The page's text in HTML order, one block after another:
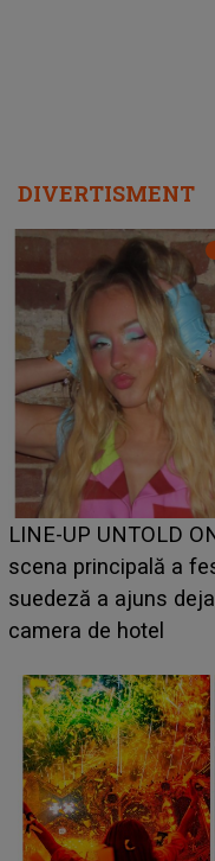
DIVERTISMENT
Ce a dezvăluit noua
luat prin surprindere
BĂIATUL VIZAT de
faptului împlinit, A